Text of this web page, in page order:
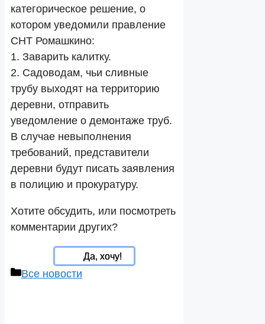
категорическое решение, о
котором уведомили правление
СНТ Ромашкино:
1. Заварить калитку.
2. Садоводам, чьи сливные
трубу выходят на территорию
деревни, отправить
уведомление о демонтаже труб.
В случае невыполнения
требований, представители
деревни будут писать заявления
в полицию и прокуратуру.
Хотите обсудить, или посмотреть
комментарии других?
Да, хочу!
Рубрики
Все новости